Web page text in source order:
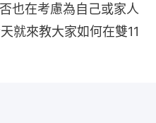
也在考慮為自己或家人
就來教大家如何在雙11